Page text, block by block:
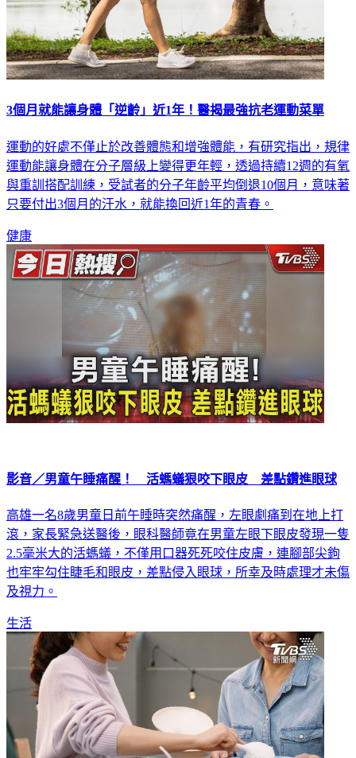
3個月就能讓身體「逆齡」近1年！醫揭最強抗老運動菜單
運動的好處不僅止於改善體態和增強體能，有研究指出，規律
運動能讓身體在分子層級上變得更年輕，透過持續12週的有氧
與重訓搭配訓練，受試者的分子年齡平均倒退10個月，意味著
只要付出3個月的汗水，就能換回近1年的青春。
健康
影音／男童午睡痛醒！ 活螞蟻狠咬下眼皮 差點鑽進眼球
高雄一名8歲男童日前午睡時突然痛醒，左眼劇痛到在地上打
滾，家長緊急送醫後，眼科醫師竟在男童左眼下眼皮發現一隻
2.5毫米大的活螞蟻，不僅用口器死死咬住皮膚，連腳部尖鉤
也牢牢勾住睫毛和眼皮，差點侵入眼球，所幸及時處理才未傷
及視力。
生活